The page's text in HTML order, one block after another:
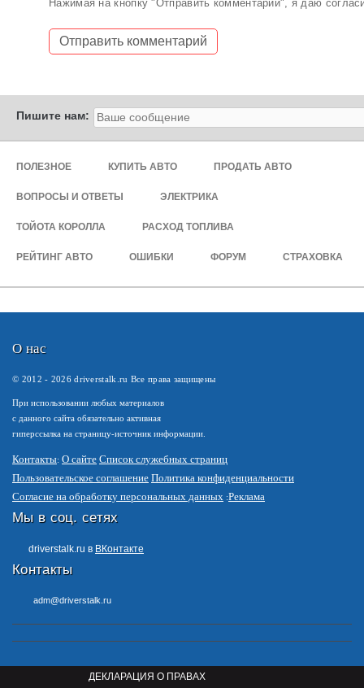
Нажимая на кнопку "Отправить комментарий", я даю
Пишите нам:
ПОЛЕЗНОЕ КУПИТЬ АВТО ПРОДАТЬ АВТО
ВОПРОСЫ И ОТВЕТЫ ЭЛЕКТРИКА
ТОЙОТА КОРОЛЛА РАСХОД ТОПЛИВА
РЕЙТИНГ АВТО ОШИБКИ ФОРУМ СТРАХОВКА
О нас
© 2012 - 2026driverstalk.ru Все права защищены
При использовании любых материалов
с данного сайта обязательно активная
гиперссылка на страницу-источник информации.
Контакты О сайте Список служебных страниц
Пользовательское соглашение Политика конфиденциальности
Согласие на обработку персональных данных Реклама
Мы в соц. сетях
driverstalk.ru в ВКонтакте
Контакты
adm@driverstalk.ru
ДЕКЛАРАЦИЯ О ПРАВАХ